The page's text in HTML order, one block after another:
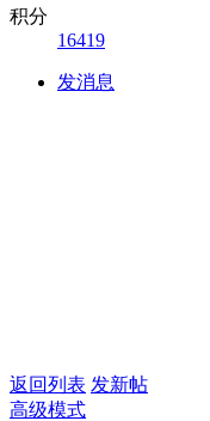
积分
16419
发消息
返回列表 发新帖
高级模式